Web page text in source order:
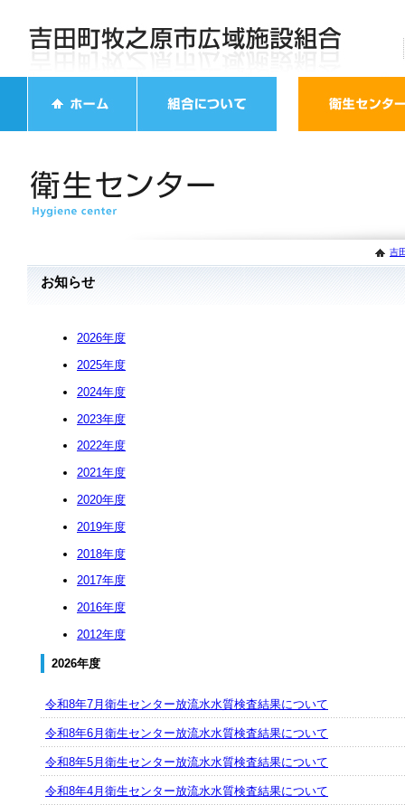
吉
お知らせ
2026年度
2025年度
2024年度
2023年度
2022年度
2021年度
2020年度
2019年度
2018年度
2017年度
2016年度
2012年度
2026年度
令和8年7月衛生センター放流水水質検査結果について
令和8年6月衛生センター放流水水質検査結果について
令和8年5月衛生センター放流水水質検査結果について
令和8年4月衛生センター放流水水質検査結果について